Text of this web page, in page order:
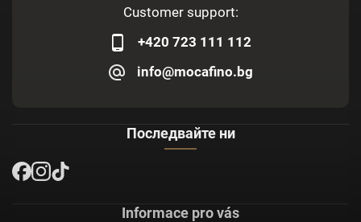
Customer support:
+420 723 111 112
info@mocafino.bg
Последвайте ни
Informace pro vás